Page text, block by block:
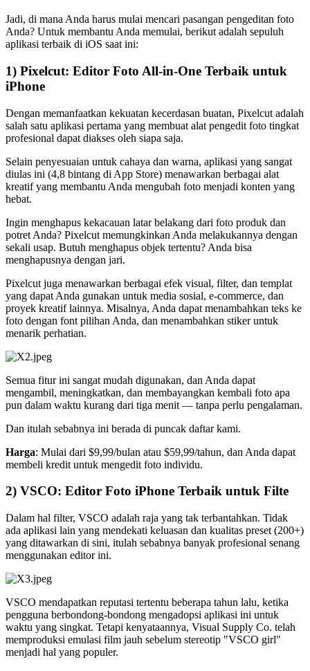
Jadi, di mana Anda harus mulai mencari pasangan pengeditan foto
Anda? Untuk membantu Anda memulai, berikut adalah sepuluh
aplikasi terbaik di iOS saat ini:
1) Pixelcut: Editor Foto All-in-One Terbaik untuk
iPhone
Dengan memanfaatkan kekuatan kecerdasan buatan, Pixelcut adalah
salah satu aplikasi pertama yang membuat alat pengedit foto tingkat
profesional dapat diakses oleh siapa saja.
Selain penyesuaian untuk cahaya dan warna, aplikasi yang sangat
diulas ini (4,8 bintang di App Store) menawarkan berbagai alat
kreatif yang membantu Anda mengubah foto menjadi konten yang
hebat.
Ingin menghapus kekacauan latar belakang dari foto produk dan
potret Anda? Pixelcut memungkinkan Anda melakukannya dengan
sekali usap. Butuh menghapus objek tertentu? Anda bisa
menghapusnya dengan jari.
Pixelcut juga menawarkan berbagai efek visual, filter, dan templat
yang dapat Anda gunakan untuk media sosial, e-commerce, dan
proyek kreatif lainnya. Misalnya, Anda dapat menambahkan teks ke
foto dengan font pilihan Anda, dan menambahkan stiker untuk
menarik perhatian.
Semua fitur ini sangat mudah digunakan, dan Anda dapat
mengambil, meningkatkan, dan membayangkan kembali foto apa
pun dalam waktu kurang dari tiga menit — tanpa perlu pengalaman.
Dan itulah sebabnya ini berada di puncak daftar kami.
Harga: Mulai dari $9,99/bulan atau $59,99/tahun, dan Anda dapat
membeli kredit untuk mengedit foto individu.
2) VSCO: Editor Foto iPhone Terbaik untuk Filte
Dalam hal filter, VSCO adalah raja yang tak terbantahkan. Tidak
ada aplikasi lain yang mendekati keluasan dan kualitas preset (200+)
yang ditawarkan di sini, itulah sebabnya banyak profesional senang
menggunakan editor ini.
VSCO mendapatkan reputasi tertentu beberapa tahun lalu, ketika
pengguna berbondong-bondong mengadopsi aplikasi ini untuk
waktu yang singkat. Tetapi kenyataannya, Visual Supply Co. telah
memproduksi emulasi film jauh sebelum stereotip "VSCO girl"
menjadi hal yang populer.